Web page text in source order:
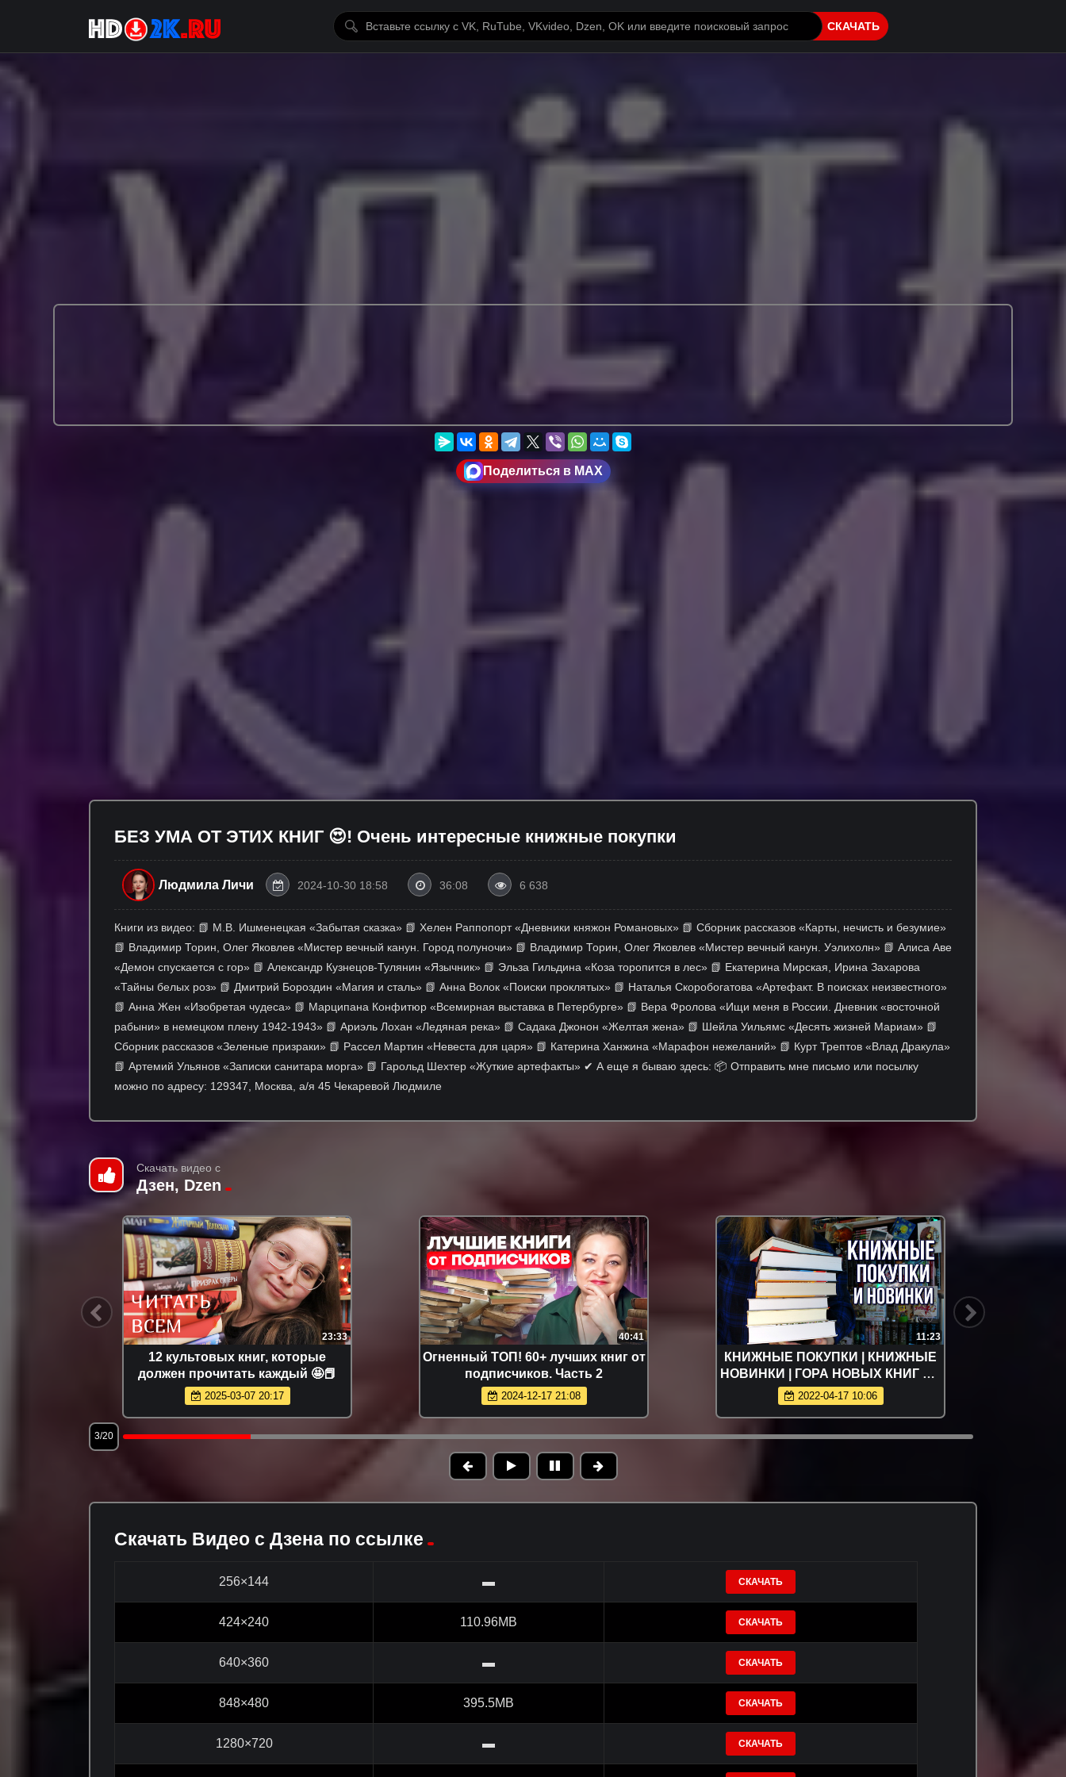
СКАЧАТЬ
Поделиться в MAX
БЕЗ УМА ОТ ЭТИХ КНИГ 😍! Очень интересные книжные покупки
Людмила Личи 2024-10-30 18:58 36:08 6 638
Книги из видео: 📗 М.В. Ишменецкая «Забытая сказка» 📗 Хелен Раппопорт «Дневники княжон Романовых» 📗 Сборник рассказов «Карты, нечисть и безумие»
📗 Владимир Торин, Олег Яковлев «Мистер вечный канун. Город полуночи» 📗 Владимир Торин, Олег Яковлев «Мистер вечный канун. Уэлихолн» 📗 Алиса Аве
«Демон спускается с гор» 📗 Александр Кузнецов-Тулянин «Язычник» 📗 Эльза Гильдина «Коза торопится в лес» 📗 Екатерина Мирская, Ирина Захарова
«Тайны белых роз» 📗 Дмитрий Бороздин «Магия и сталь» 📗 Анна Волок «Поиски проклятых» 📗 Наталья Скоробогатова «Артефакт. В поисках неизвестного»
📗 Анна Жен «Изобретая чудеса» 📗 Марципана Конфитюр «Всемирная выставка в Петербурге» 📗 Вера Фролова «Ищи меня в России. Дневник «восточной
рабыни» в немецком плену 1942-1943» 📗 Ариэль Лохан «Ледяная река» 📗 Садака Джонон «Желтая жена» 📗 Шейла Уильямс «Десять жизней Мариам» 📗
Сборник рассказов «Зеленые призраки» 📗 Рассел Мартин «Невеста для царя» 📗 Катерина Ханжина «Марафон нежеланий» 📗 Курт Трептов «Влад Дракула»
📗 Артемий Ульянов «Записки санитара морга» 📗 Гарольд Шехтер «Жуткие артефакты» ✔ А еще я бываю здесь: 📦 Отправить мне письмо или посылку
можно по адресу: 129347, Москва, а/я 45 Чекаревой Людмиле
Скачать видео с
Дзен, Dzen
23:33
12 культовых книг, которые
должен прочитать каждый 🤩📕
2025-03-07 20:17
40:41
Огненный ТОП! 60+ лучших книг от
подписчиков. Часть 2
2024-12-17 21:08
11:23
КНИЖНЫЕ ПОКУПКИ | КНИЖНЫЕ
НОВИНКИ | ГОРА НОВЫХ КНИГ НА
ПОЛКАХ | ЧТО ПОЧИТАТЬ?
2022-04-17 10:06
3/20
Скачать Видео с Дзена по ссылке
256×144 ▬ СКАЧАТЬ
424×240 110.96MB СКАЧАТЬ
640×360 ▬ СКАЧАТЬ
848×480 395.5MB СКАЧАТЬ
1280×720 ▬ СКАЧАТЬ